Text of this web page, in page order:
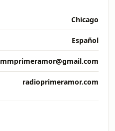
Chicago
Español
mmprimeramor@gmail.com
radioprimeramor.com